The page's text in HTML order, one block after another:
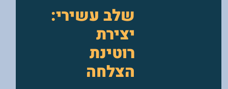
שלב עשירי:
יצירת
רוטינת
הצלחה